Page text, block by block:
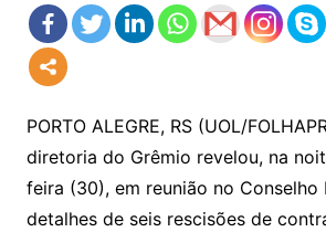
PORTO ALEGRE, RS (UOL/
diretoria do Grêmio revelou, na
feira (30), em reunião no Conselho
detalhes de seis rescisões de